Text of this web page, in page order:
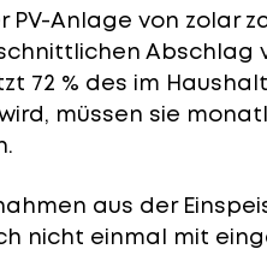
Anlage von zolar
Abschlag
72 % des im
müssen sie
aus der
nicht einmal mit